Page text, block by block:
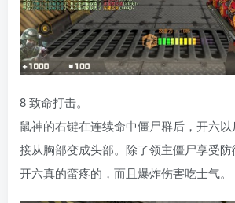
8 致命打击。
鼠神的右键在连续命中僵尸群后，开六
接从胸部变成头部。除了领主僵尸享受防
开六真的蛮疼的，而且爆炸伤害吃士气。